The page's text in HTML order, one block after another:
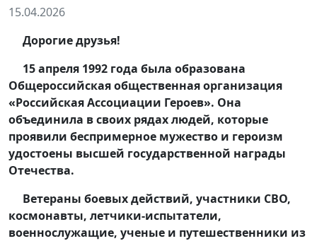
15.04.2026
Дорогие друзья!
15 апреля 1992 года была образована
Общероссийская общественная организация
«Российская Ассоциации Героев». Она
объединила в своих рядах людей, которые
проявили беспримерное мужество и героизм
удостоены высшей государственной награды
Отечества.
Ветераны боевых действий, участники СВО,
космонавты, летчики-испытатели,
военнослужащие, ученые и путешественники из